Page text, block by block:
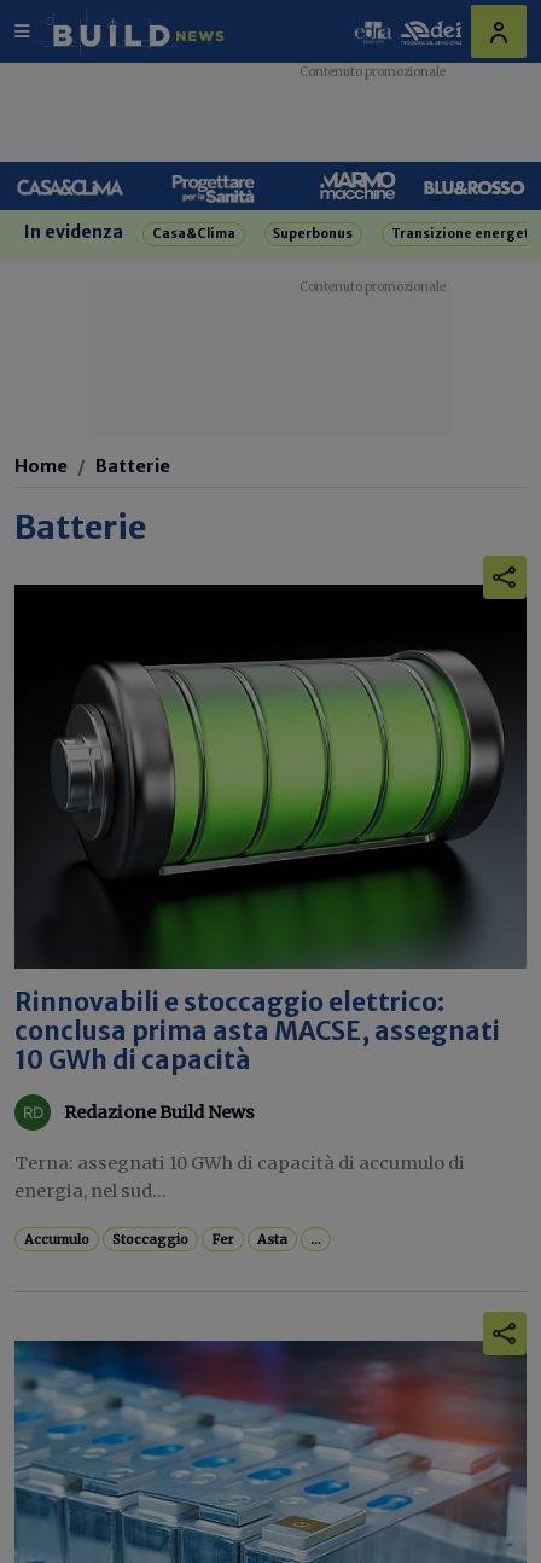
In evidenza Casa&Clima Superbonus Transizione
Home Batterie
Batterie
Rinnovabili e stoccaggio elettrico:
conclusa prima asta MACSE, assegnati
10 GWh di capacità
Redazione Build News
Terna: assegnati 10 GWh di capacità di accumulo di
energia, nel sud...
Accumulo Stoccaggio Fer Asta ...